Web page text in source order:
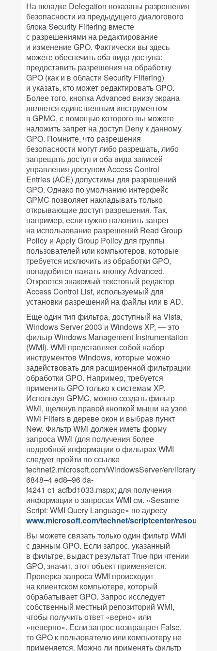
На вкладке Delegation показаны разрешения
безопасности из предыдущего диалогового
блока Security Filtering вместе
с разрешениями на редактирование
и изменение GPO. Фактически вы здесь
можете обеспечить оба вида доступа:
предоставить разрешения на обработку
GPO (как и в области Security Filtering)
и указать, кто может редактировать GPO.
Более того, кнопка Advanced внизу экрана
является единственным инструментом
в GPMC, с помощью которого вы можете
наложить запрет на доступ Deny к данному
GPO. Помните, что разрешения
безопасности могут либо разрешать, либо
запрещать доступ и оба вида записей
управления доступом Access Control
Entries (ACE) допустимы для разрешений
GPO. Однако по умолчанию интерфейс
GPMC позволяет накладывать только
открывающие доступ разрешения. Так,
например, если нужно наложить запрет
на использование разрешений Read Group
Policy и Apply Group Policy для группы
пользователей или компьютеров, которые
требуется исключить из обработки GPO,
понадобится нажать кнопку Advanced.
Откроется знакомый текстовый редактор
Access Control List, используемый для
установки разрешений на файлы или в AD.
Еще один тип фильтра, доступный на Vista,
Windows Server 2003 и Windows XP, — это
фильтр Windows Management Instrumentation
(WMI). WMI представляет собой набор
инструментов Windows, которые можно
задействовать для расширенной фильтрации
обработки GPO. Например, требуется
применить GPO только к системам XP.
Используя GPMC, можно создать фильтр
WMI, щелкнув правой кнопкой мыши на узле
WMI Filters в дереве окон и выбрав пункт
New. Фильтр WMI должен иметь форму
запроса WMI (для получения более
подробной информации о фильтрах WMI
следует пройти по ссылке
technet2.microsoft.com/WindowsServer/en/library/
6848–4 ed8–96 da-
f4241 c1 acfbd1033.mspx; для получения
информации о запросах WMI см. «Sesame
Script: WMI Query Language» по адресу
www.microsoft.com/technet/scriptcenter/
Вы можете связать только один фильтр WMI
с данным GPO. Если запрос, указанный
в фильтре, выдаст результат True при чтении
GPO, значит, этот объект применяется.
Проверка запроса WMI происходит
на клиентском компьютере, который
обрабатывает GPO. Запрос исследует
собственный местный репозиторий WMI,
чтобы получить ответ «верно» или
«неверно». Если запрос возвращает False,
то GPO к пользователю или компьютеру не
применяется. Можно ли применять фильтр